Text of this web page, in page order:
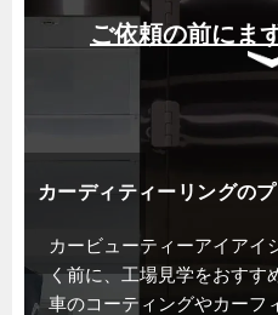
ご依頼の前にま
カーディティーリングの
カービューティーアイアイ
く前に、工場見学をおすす
車のコーティングやカーフ